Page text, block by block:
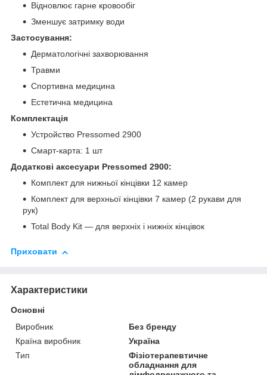
Відновлює гарне кровообіг
Зменшує затримку води
Застосування:
Дерматологічні захворювання
Травми
Спортивна медицина
Естетична медицина
Комплектація
Устройство Pressomed 2900
Смарт-карта: 1 шт
Додаткові аксесуари Pressomed 2900:
Комплект для нижньої кінцівки 12 камер
Комплект для верхньої кінцівки 7 камер (2 рукави для
рук)
Total Body Kit — для верхніх і нижніх кінцівок
Приховати
Характеристики
Основні
Виробник
Без бренду
Країна виробник
Україна
Тип
Фізіотерапевтичне
обладнання для